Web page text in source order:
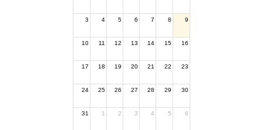
3 4 5 6 7 8 9
10 11 12 13 14 15 16
17 18 19 20 21 22 23
24 25 26 27 28 29 30
31 1 2 3 4 5 6